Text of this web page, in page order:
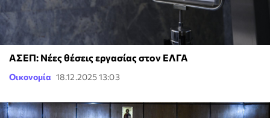
ΑΣΕΠ: Νέες θέσεις εργασίας στον ΕΛΓΑ
Οικονομία 18.12.2025 13:03